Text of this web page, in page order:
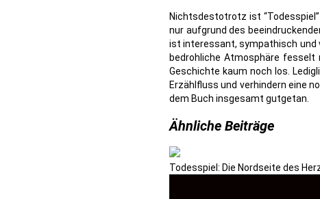
Nichtsdestotrotz ist
nur aufgrund des
ist interessant, sympathisch und
bedrohliche Atmosphäre
Geschichte kaum noch los.
Erzählfluss und verhindern eine
dem Buch insgesamt gutgetan.
Ähnliche Beiträge
Todesspiel: Die Nordseite des